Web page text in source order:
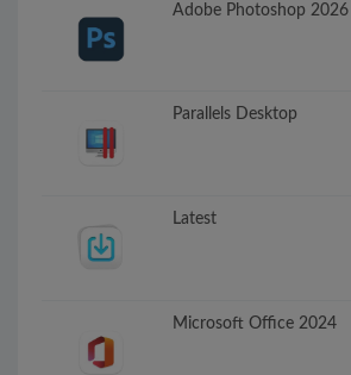
Adobe Photoshop 2026
Parallels Desktop
Latest
Microsoft Office 2024